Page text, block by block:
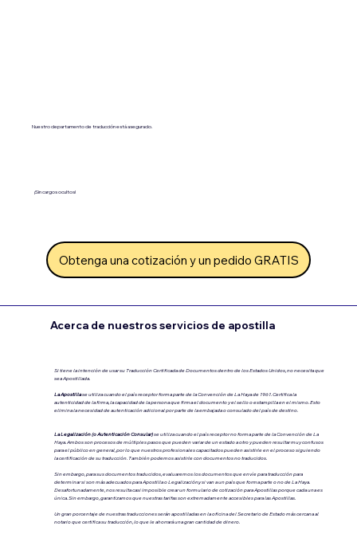
Acerca de nuestros servicios de apostilla
Si tiene la intención de usar su Traducción Certificada de Documentos dentro de los Estados Unidos, no necesita que
sea Apostillada.
La Apostillase utiliza cuando el país receptor forma parte de la Convención de La Haya de 1961. Certifica la
autenticidad de la firma, la capacidad de la persona que firma el documento y el sello o estampilla en el mismo. Esto
elimina la necesidad de autenticación adicional por parte de la embajada o consulado del país de destino.
La Legalización (o Autenticación Consular)se utiliza cuando el país receptor no forma parte de la Convención de La
Haya.Ambos son procesos de múltiples pasos que pueden variar de un estado a otro y pueden resultar muy confusos
para el público en general, por lo que nuestros profesionales capacitados pueden asistirle en el proceso siguiendo
la certificación de su traducción. También podemos asistirle con documentos no traducidos.
Sin embargo, para sus documentos traducidos, evaluaremos los documentos que envíe para traducción para
determinar si son más adecuados para Apostilla o Legalización.y si van a un país que forma parte o no de La Haya.
Desafortunadamente, nos resulta casi imposible crear un formulario de cotización para Apostillas porque cada una es
única. Sin embargo, garantizamos que nuestras tarifas son extremadamente accesibles para las Apostillas.
Un gran porcentaje de nuestras traducciones serán apostilladas en la oficina del Secretario de Estado más cercana al
notario que certifica su traducción, lo que le ahorrará una gran cantidad de dinero.
Nuestro departamento de traducción está asegurado.
¡Sin cargos ocultos!
Obtenga una cotización y un pedido GRATIS